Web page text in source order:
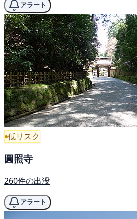
アラート
低リスク
圓照寺
260件の出没
アラート